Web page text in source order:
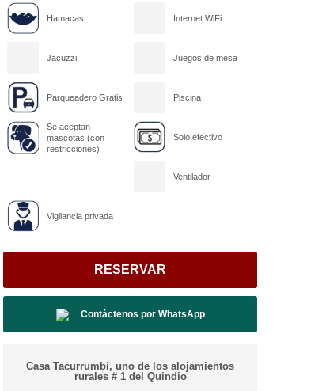
Hamacas Internet WiFi
Jacuzzi Juegos de mesa
Parqueadero Gratis Piscina
Se aceptan
mascotas (con
restricciones)
Solo efectivo
Ventilador
Vigilancia privada
RESERVAR
Contáctenos por WhatsApp
Casa Tacurrumbi, uno de los alojamientos
rurales # 1 del Quindio